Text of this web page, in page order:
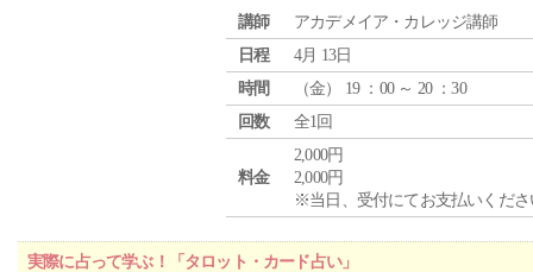
講師
アカデメイア・カレッジ講師
日程
4月 13日
時間
（金） 19 ：00 ～ 20 ：30
回数
全1回
料金
2,000円
2,000円
※当日、受付にてお支払いくださ
実際に占って学ぶ！「タロット・カード占い」